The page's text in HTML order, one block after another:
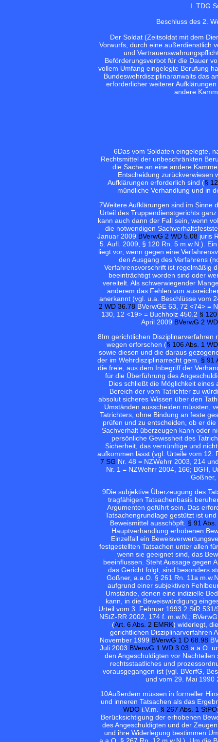
I. TDG
Beschluss des 2.
Der Soldat (Zeitsoldat mit dem
Vorwurfs, durch eine außerdienstlich
und
Beförderungsverbot für die Dauer
vollem Umfang eingelegte Berufung
Bundeswehrdisziplinaranwalts das
erforderlicher weiterer
andere
6Das vom Soldaten eingelegte,
Rechtsmittel der unbeschränkten
die Sache an eine andere
Entscheidung zurückverwiesen
Aufklärungen erforderlich sind (§
mündliche Verhandlung und in
7Weitere Aufklärungen sind im Sinne
Urteil des Truppendienstgerichts
kann auch dann der Fall sein, wenn
die notwendigen
Januar 2009 BVerwG 2 WD 5.08 juris
5. Aufl. 2009, § 120 Rn. 5 m.w.N.).
liegt vor, wenn gegen eine
den Ausgang des Verfahrens
Verfahrensvorschrift ist regelmäßig
beeinträchtigt worden sind oder
vereitelt. Als schwerwiegender
anderem das Fehlen von
anerkannt (vgl. u.a. Beschlüsse vom
2 WD 36.78BVerwGE 63, 72 <74> =
130, 12 <19> = Buchholz 450.2 §
April 2009 BVerwG 2
8Im gerichtlichen Disziplinarverfahren
wegen erforschen (§ 106 Abs. 1
sowie diesen und die daraus
der im Wehrdisziplinarrecht gem. § 91
die freie, aus dem Inbegriff der
für die Überführung des
Dies schließt die Möglichkeit
Bereich der vom Tatrichter zu
absolut sicheres Wissen über den
Umständen ausscheiden müssten,
Tatrichters, ohne Bindung an feste
prüfen und zu entscheiden, ob er
Sachverhalt überzeugen kann oder
persönliche Gewissheit des
Sicherheit, das vernünftige und
aufkommen lässt (vgl. Urteile vom 12.
7 SG Nr. 48 = NZWehrr 2003, 214
Nr. 1 = NZWehrr 2004, 166; BGH,
Goßner,
9Die subjektive Überzeugung des
tragfähigen Tatsachenbasis
Argumenten geführt sein. Das
Tatsachengrundlage gestützt ist
Beweismittel ausschöpft. § 91
Hauptverhandlung erhobenen
Einzelfall ein
festgestellten Tatsachen unter allen
wenn sie geeignet sind, das
beeinflussen. Steht Aussage gegen
das Gericht folgt, sind besonders
Goßner, a.a.O. § 261 Rn. 11a
aufgrund einer subjektiven
Umstände, denen eine indizielle
kann, in die Beweiswürdigung
Urteil vom 3. Februar 1993 2 StR
NStZ-RR 2002, 174 f. m.w.N.;
(Art. 6 Abs. 2 EMRK) widerlegt,
gerichtlichen Disziplinarverfahren
November 1999 BVerwG 1 D 68.98
Juli 2003 BVerwG 1 WD 3.03 a.a.O.
den Angeschuldigten vor
rechtsstaatliches und
vorausgegangen ist (vgl. BVerfG,
und vom 29. Mai 1990
10Außerdem müssen in formeller
und inneren Tatsachen als das
WDO i.V.m. § 267 Abs. 1 StPO
Berücksichtigung der erhobenen
des Angeschuldigten und der
und ihre Widerlegung bestimmen